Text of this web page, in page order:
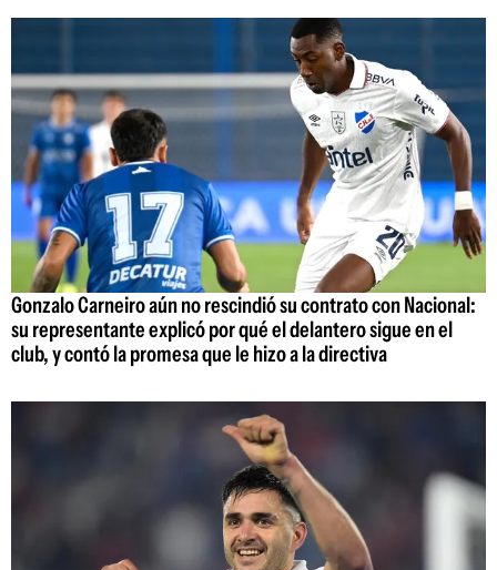
Gonzalo Carneiro aún no rescindió su contrato con Nacional:
su representante explicó por qué el delantero sigue en el
club, y contó la promesa que le hizo a la directiva